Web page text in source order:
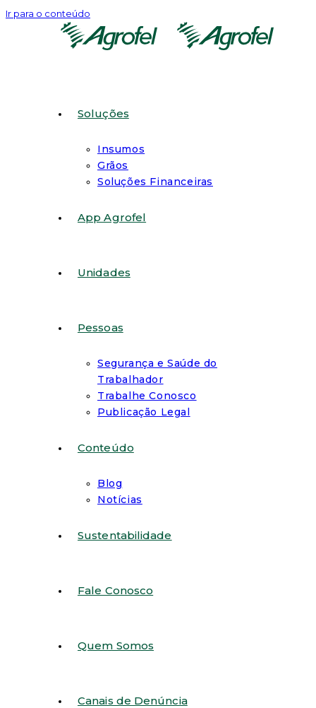
Ir para o conteúdo
Soluções
Insumos
Grãos
Soluções Financeiras
App Agrofel
Unidades
Pessoas
Segurança e Saúde do
Trabalhador
Trabalhe Conosco
Publicação Legal
Conteúdo
Blog
Notícias
Sustentabilidade
Fale Conosco
Quem Somos
Canais de Denúncia